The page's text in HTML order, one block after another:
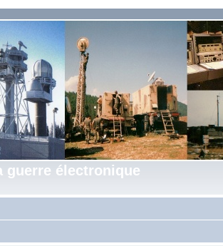
guerre électronique